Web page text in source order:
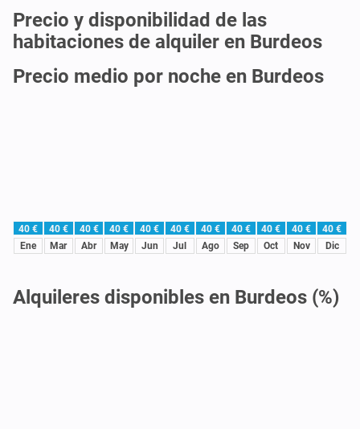
Precio y disponibilidad de las
habitaciones de alquiler en Burdeos
Precio medio por noche en Burdeos
40 €
Ene
40 €
Mar
40 €
Abr
40 €
May
40 €
Jun
40 €
Jul
40 €
Ago
40 €
Sep
40 €
Oct
40 €
Nov
40 €
Dic
Alquileres disponibles en Burdeos (%)